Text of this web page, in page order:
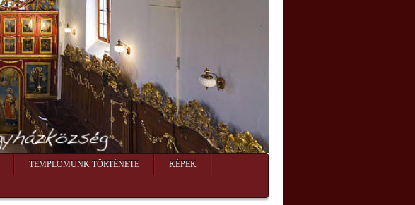
TEMPLOMUNK TÖRTÉNETE KÉPEK